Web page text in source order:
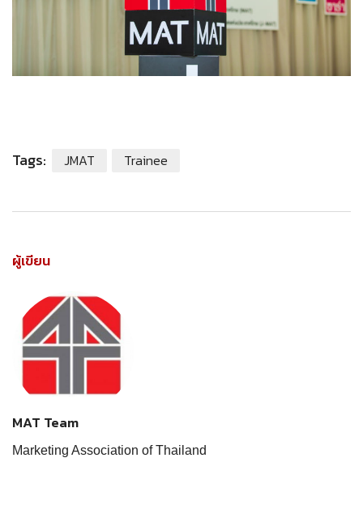
Tags: JMAT Trainee
ผู้เขียน
MAT Team
Marketing Association of Thailand